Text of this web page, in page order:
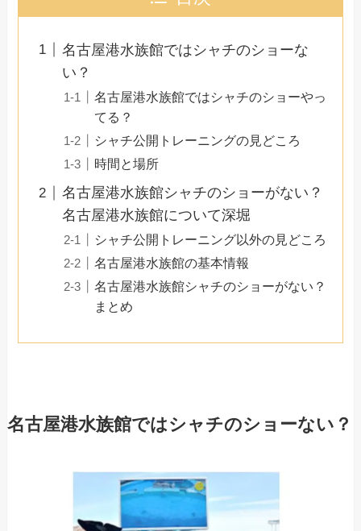
名古屋港水族館ではシャチのショーな
い？
名古屋港水族館ではシャチのショーやっ
てる？
シャチ公開トレーニングの見どころ
時間と場所
名古屋港水族館シャチのショーがない？
名古屋港水族館について深堀
シャチ公開トレーニング以外の見どころ
名古屋港水族館の基本情報
名古屋港水族館シャチのショーがない？
まとめ
名古屋港水族館ではシャチのショーない？